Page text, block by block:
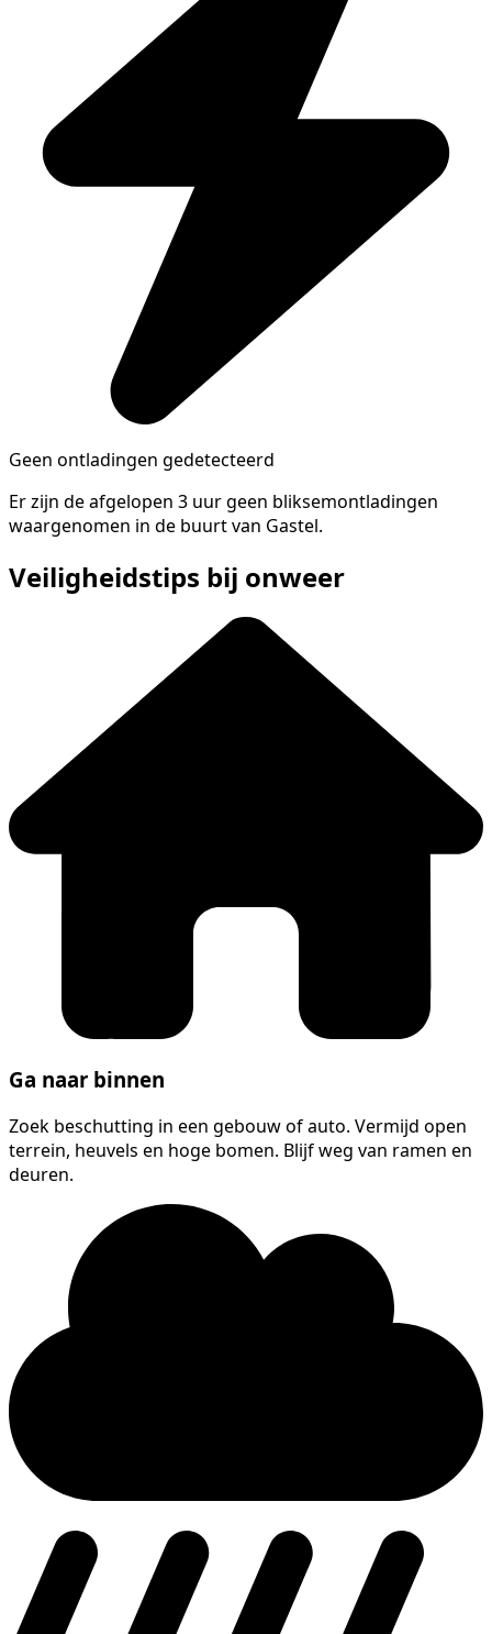
Geen ontladingen gedetecteerd
Er zijn de afgelopen 3 uur geen bliksemontladingen
waargenomen in de buurt van Gastel.
Veiligheidstips bij onweer
Ga naar binnen
Zoek beschutting in een gebouw of auto. Vermijd open
terrein, heuvels en hoge bomen. Blijf weg van ramen en
deuren.